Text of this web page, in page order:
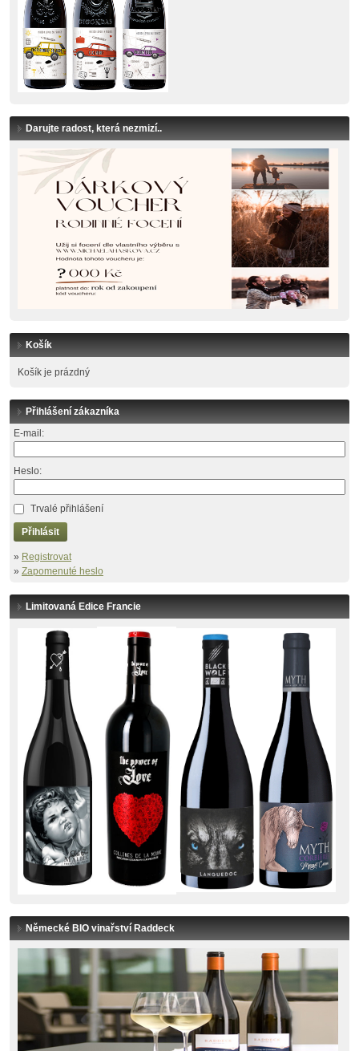
Darujte radost, která nezmizí..
Košík
Košík je prázdný
Přihlášení zákazníka
E-mail:
Heslo:
Trvalé přihlášení
Přihlásit
» Registrovat
» Zapomenuté heslo
Limitovaná Edice Francie
Německé BIO vinařství Raddeck